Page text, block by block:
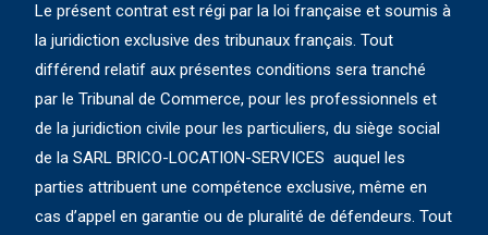
Le présent contrat est régi par la loi française et soumis à
la juridiction exclusive des tribunaux français. Tout
différend relatif aux présentes conditions sera tranché
par le Tribunal de Commerce, pour les professionnels et
de la juridiction civile pour les particuliers, du siège social
de la SARL BRICO-LOCATION-SERVICES auquel les
parties attribuent une compétence exclusive, même en
cas d’appel en garantie ou de pluralité de défendeurs. Tout